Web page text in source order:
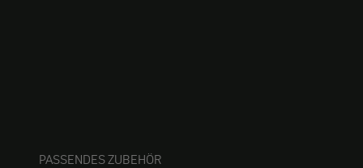
PASSENDES ZUBEHÖR